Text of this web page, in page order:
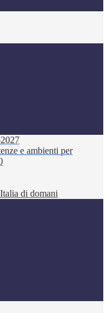
e ambienti per
di domani